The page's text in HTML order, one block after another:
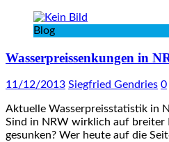
Blog
Wasserpreissenkungen in
11/12/2013 Siegfried Gendries 0
Aktuelle Wasserpreisstatistik in
Sind in NRW wirklich auf breiter
gesunken? Wer heute auf die